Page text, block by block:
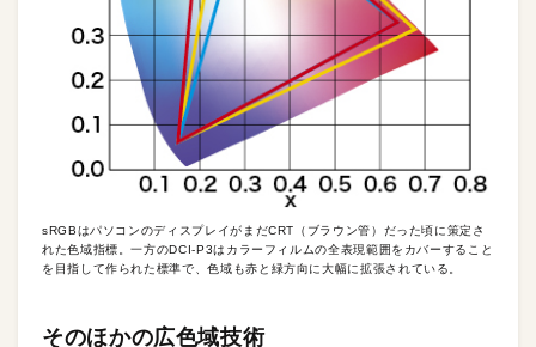
sRGBはパソコンのディスプレイがまだCRT（ブラウン管）だった頃に策定さ
れた色域指標。一方のDCI-P3はカラーフィルムの全表現範囲をカバーすること
を目指して作られた標準で、色域も赤と緑方向に大幅に拡張されている。
そのほかの広色域技術